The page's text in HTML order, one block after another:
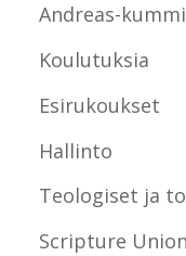
Andreas-
Koulutuksia
Esirukoukset
Hallinto
Teologiset ja
Scripture Union